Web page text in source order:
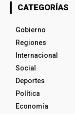
CATEGORÍAS
Gobierno
Regiones
Internacional
Social
Deportes
Política
Economía